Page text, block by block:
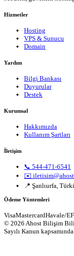
Hizmetler
Hosting
VPS & Sunucu
Domain
Yardım
Bilgi Bankası
Duyurular
Destek
Kurumsal
Hakkımızda
Kullanım Şartları
İletişim
📞 544-471-6541
✉️
📍 Şanlıurfa,
Ödeme Yöntemleri
VisaMastercardHavale/
© 2026 Ahost Bilişim
Sayılı Kanun